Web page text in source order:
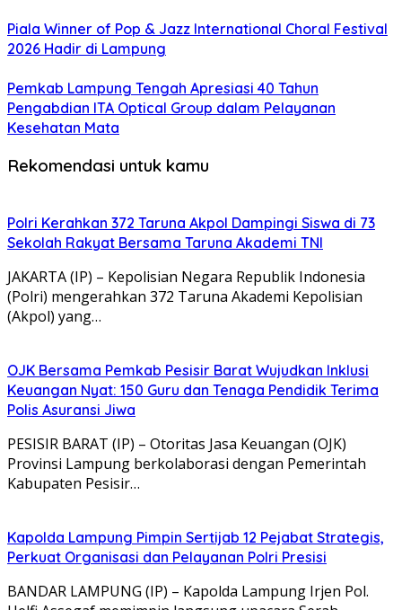
Piala Winner of Pop & Jazz International Choral Festival
2026 Hadir di Lampung
Pemkab Lampung Tengah Apresiasi 40 Tahun
Pengabdian ITA Optical Group dalam Pelayanan
Kesehatan Mata
Rekomendasi untuk kamu
Polri Kerahkan 372 Taruna Akpol Dampingi Siswa di 73
Sekolah Rakyat Bersama Taruna Akademi TNI
JAKARTA (IP) – Kepolisian Negara Republik Indonesia
(Polri) mengerahkan 372 Taruna Akademi Kepolisian
(Akpol) yang…
OJK Bersama Pemkab Pesisir Barat Wujudkan Inklusi
Keuangan Nyat: 150 Guru dan Tenaga Pendidik Terima
Polis Asuransi Jiwa
PESISIR BARAT (IP) – Otoritas Jasa Keuangan (OJK)
Provinsi Lampung berkolaborasi dengan Pemerintah
Kabupaten Pesisir…
Kapolda Lampung Pimpin Sertijab 12 Pejabat Strategis,
Perkuat Organisasi dan Pelayanan Polri Presisi
BANDAR LAMPUNG (IP) – Kapolda Lampung Irjen Pol.